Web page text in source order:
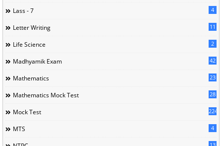
Lass - 7 4
Letter Writing 11
Life Science 2
Madhyamik Exam 42
Mathematics 23
Mathematics Mock Test 28
Mock Test 224
MTS 4